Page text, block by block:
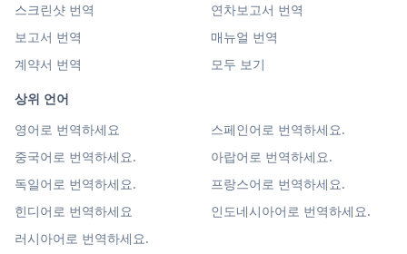
스크린샷 번역
연차보고서 번역
보고서 번역
매뉴얼 번역
계약서 번역
모두 보기
상위 언어
영어로 번역하세요
스페인어로 번역하세요.
중국어로 번역하세요.
아랍어로 번역하세요.
독일어로 번역하세요.
프랑스어로 번역하세요.
힌디어로 번역하세요
인도네시아어로 번역하세요.
러시아어로 번역하세요.